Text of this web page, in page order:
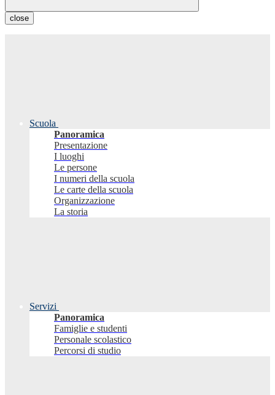
close
Scuola
Panoramica
Presentazione
I luoghi
Le persone
I numeri della scuola
Le carte della scuola
Organizzazione
La storia
Servizi
Panoramica
Famiglie e studenti
Personale scolastico
Percorsi di studio